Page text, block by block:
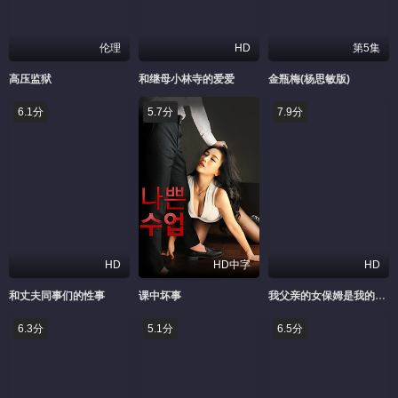
伦理
高压监狱
HD
和继母小林寺的爱爱
第5集
金瓶梅(杨思敏版)
6.1分
HD
和丈夫同事们的性事
5.7分
HD中字
课中坏事
7.9分
HD
我父亲的女保姆是我的首选
6.3分 5.1分 6.5分